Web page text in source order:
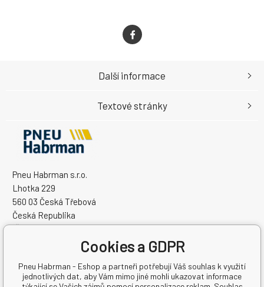
Pneu Habrman s.r.o.
Lhotka 229
560 03 Česká Třebová
Česká Republika
IČO: 09091670
Další informace
Textové stránky
Cookies a GDPR
Pneu Habrman - Eshop a partneři potřebují Váš souhlas k využití
jednotlivých dat, aby Vám mimo jiné mohli ukazovat informace